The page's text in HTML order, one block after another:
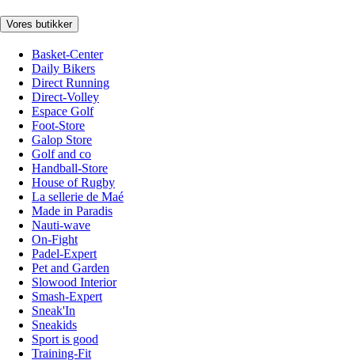
Vores butikker
Basket-Center
Daily Bikers
Direct Running
Direct-Volley
Espace Golf
Foot-Store
Galop Store
Golf and co
Handball-Store
House of Rugby
La sellerie de Maé
Made in Paradis
Nauti-wave
On-Fight
Padel-Expert
Pet and Garden
Slowood Interior
Smash-Expert
Sneak'In
Sneakids
Sport is good
Training-Fit